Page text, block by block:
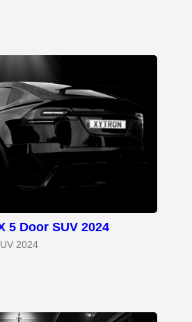
5 Door SUV 2024
2024